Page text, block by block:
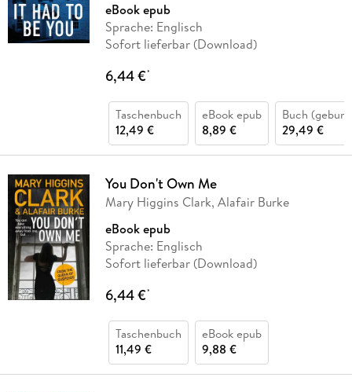
eBook epub
Sprache: Englisch
Sofort lieferbar (Download)
6,44 €*
Taschenbuch
12,49 €
eBook epub
8,89 €
Buch
29,49 €
You Don't Own Me
Mary Higgins Clark, Alafair Burke
eBook epub
Sprache: Englisch
Sofort lieferbar (Download)
6,44 €*
Taschenbuch
11,49 €
eBook epub
9,88 €